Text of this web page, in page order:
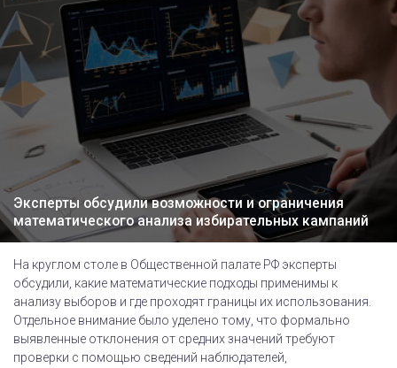
Эксперты обсудили возможности и ограничения
математического анализа избирательных кампаний
На круглом столе в Общественной палате РФ эксперты
обсудили, какие математические подходы применимы к
анализу выборов и где проходят границы их использования.
Отдельное внимание было уделено тому, что формально
выявленные отклонения от средних значений требуют
проверки с помощью сведений наблюдателей,